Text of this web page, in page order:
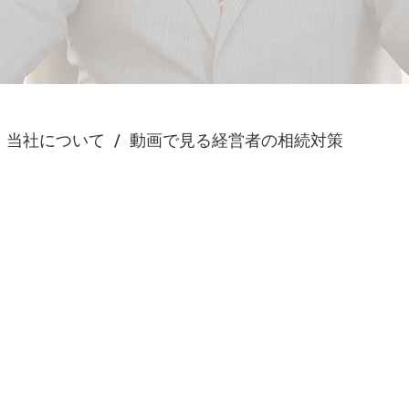
当社について 動画で見る経営者の相続対策